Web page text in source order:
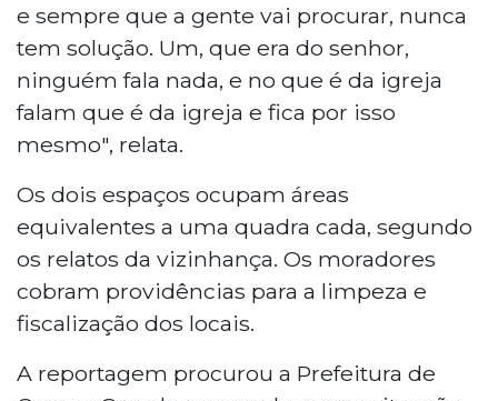
e sempre que a gente vai procurar, nunca
tem solução. Um, que era do senhor,
ninguém fala nada, e no que é da igreja
falam que é da igreja e fica por isso
mesmo", relata.
Os dois espaços ocupam áreas
equivalentes a uma quadra cada, segundo
os relatos da vizinhança. Os moradores
cobram providências para a limpeza e
fiscalização dos locais.
A reportagem procurou a Prefeitura de